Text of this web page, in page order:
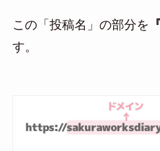
この「投稿名」の部分を
す。